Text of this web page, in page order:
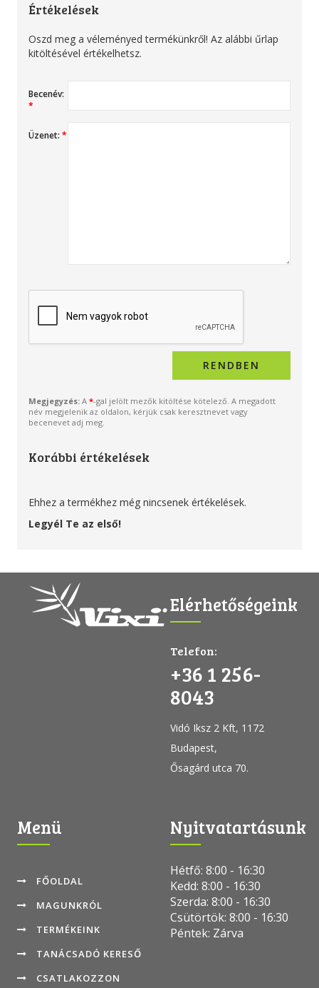
Értékelések
Oszd meg a véleményed termékünkről! Az alábbi űrlap
kitöltésével értékelhetsz.
Becenév:
*
Üzenet: *
Megjegyzés: A *-gal jelölt mezők kitöltése kötelező. A megadott
név megjelenik az oldalon, kérjük csak keresztnevet vagy
becenevet adj meg.
Korábbi értékelések
Ehhez a termékhez még nincsenek értékelések.
Legyél Te az első!
Elérhetőségeink
Telefon:
+36 1 256-
8043
Vidó Iksz 2 Kft, 1172
Budapest,
Ősagárd utca 70.
Menü
FŐOLDAL
MAGUNKRÓL
TERMÉKEINK
TANÁCSADÓ KERESŐ
CSATLAKOZZON
Nyitvatartásunk
Hétfő: 8:00 - 16:30
Kedd: 8:00 - 16:30
Szerda: 8:00 - 16:30
Csütörtök: 8:00 - 16:30
Péntek: Zárva